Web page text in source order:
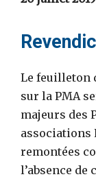
Le feuilleton
sur la PMA
majeurs des
associations
remontées
l’absence